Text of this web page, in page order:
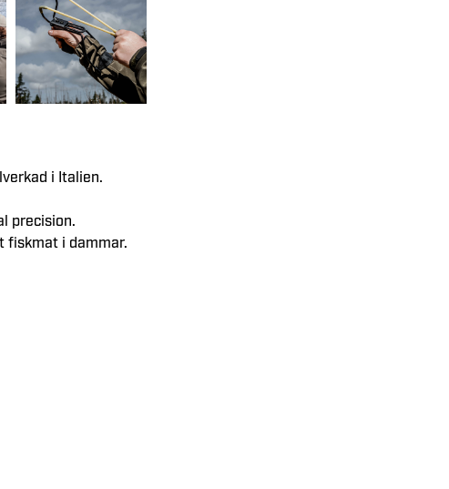
i Italien.
precision.
fiskmat i dammar.